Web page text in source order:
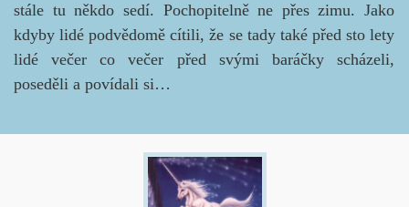
stále tu někdo sedí. Pochopitelně ne přes zimu. Jako
kdyby lidé podvědomě cítili, že se tady také před sto lety
lidé večer co večer před svými baráčky scházeli,
poseděli a povídali si…